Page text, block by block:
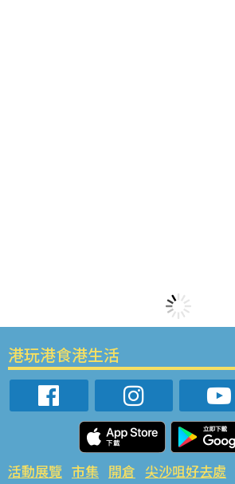
港玩港食港生活
活動展覽 市集 開倉 尖沙咀好去處